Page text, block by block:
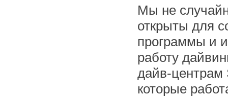
Мы не
открыты для
программы и
работу
дайв-центрам
которые